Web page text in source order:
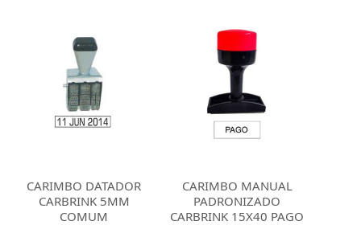
CARIMBO DATADOR
CARBRINK 5MM
COMUM
CARIMBO MANUAL
PADRONIZADO
CARBRINK 15X40 PAGO